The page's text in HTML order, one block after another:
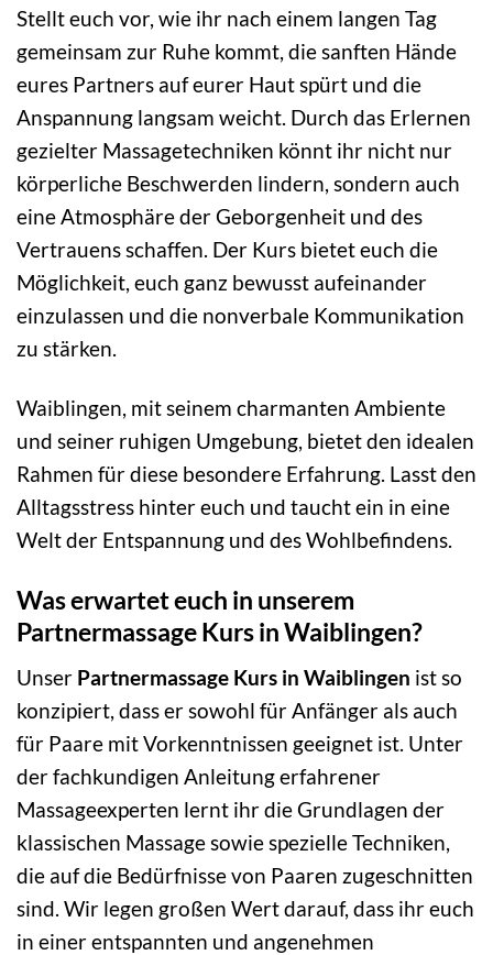
Stellt euch vor, wie ihr nach einem langen Tag
gemeinsam zur Ruhe kommt, die sanften Hände
eures Partners auf eurer Haut spürt und die
Anspannung langsam weicht. Durch das Erlernen
gezielter Massagetechniken könnt ihr nicht nur
körperliche Beschwerden lindern, sondern auch
eine Atmosphäre der Geborgenheit und des
Vertrauens schaffen. Der Kurs bietet euch die
Möglichkeit, euch ganz bewusst aufeinander
einzulassen und die nonverbale Kommunikation
zu stärken.
Waiblingen, mit seinem charmanten Ambiente
und seiner ruhigen Umgebung, bietet den idealen
Rahmen für diese besondere Erfahrung. Lasst den
Alltagsstress hinter euch und taucht ein in eine
Welt der Entspannung und des Wohlbefindens.
Was erwartet euch in unserem
Partnermassage Kurs in Waiblingen?
Unser Partnermassage Kurs in Waiblingen ist so
konzipiert, dass er sowohl für Anfänger als auch
für Paare mit Vorkenntnissen geeignet ist. Unter
der fachkundigen Anleitung erfahrener
Massageexperten lernt ihr die Grundlagen der
klassischen Massage sowie spezielle Techniken,
die auf die Bedürfnisse von Paaren zugeschnitten
sind. Wir legen großen Wert darauf, dass ihr euch
in einer entspannten und angenehmen